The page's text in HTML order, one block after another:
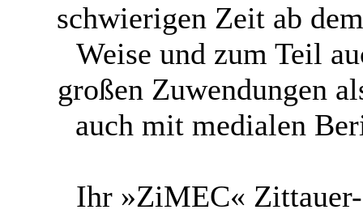
schwierigen Zeit ab
Weise und zum Teil
großen Zuwendungen
auch mit medialen
Ihr »ZiMEC«